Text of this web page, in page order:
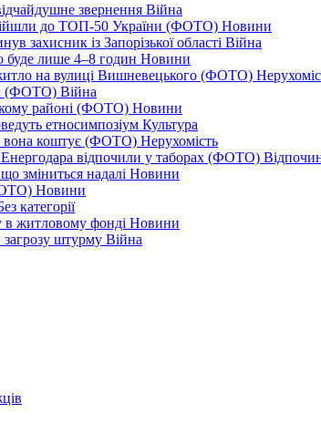
звернення Війна
увійшли до ТОП-50 України (ФОТО) Новини
захисник із Запорізької області Війна
буде лише 4–8 годин Новини
на вулиці Вишневецького (ФОТО)
(ФОТО) Війна
районі (ФОТО) Новини
етносимпозіум Культура
вона коштує (ФОТО) Нерухомість
Енергодара відпочили у таборах (ФОТО)
зміниться надалі Новини
Новини
категорії
в житловому фонді Новини
загрозу штурму Війна